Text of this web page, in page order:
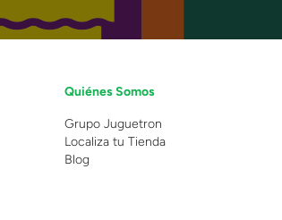
Quiénes Somos
Grupo Juguetron
Localiza tu Tienda
Blog